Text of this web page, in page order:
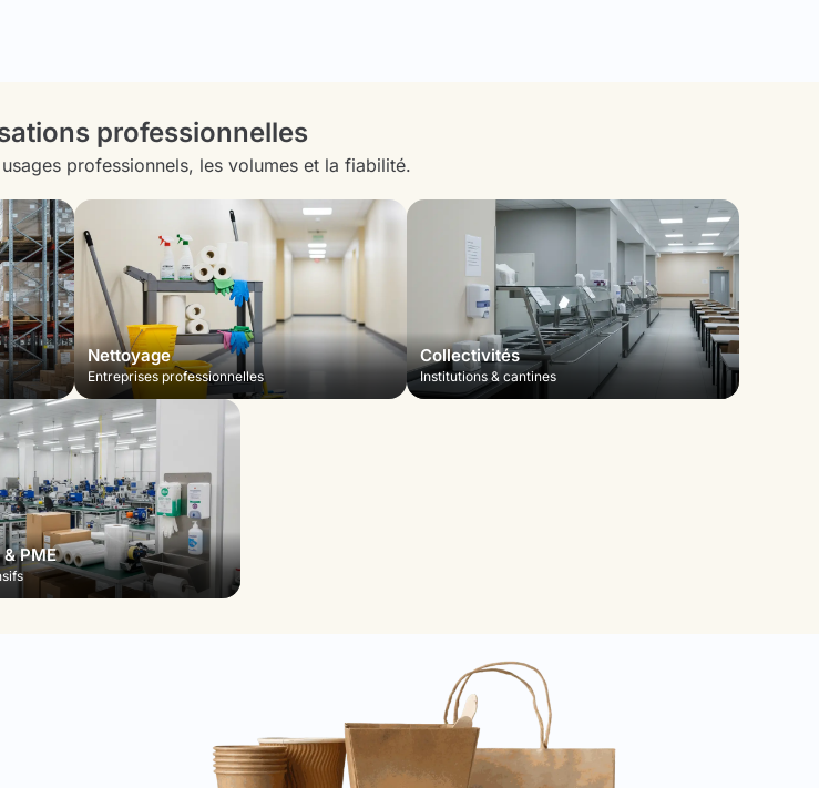
professionnelles
professionnels, les volumes et la fiabilité.
Nettoyage
Entreprises professionnelles
Collectivités
Institutions & cantines
PME